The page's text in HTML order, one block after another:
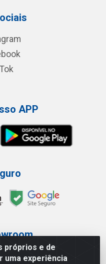
próprios e de
uma experiência
APP
0546